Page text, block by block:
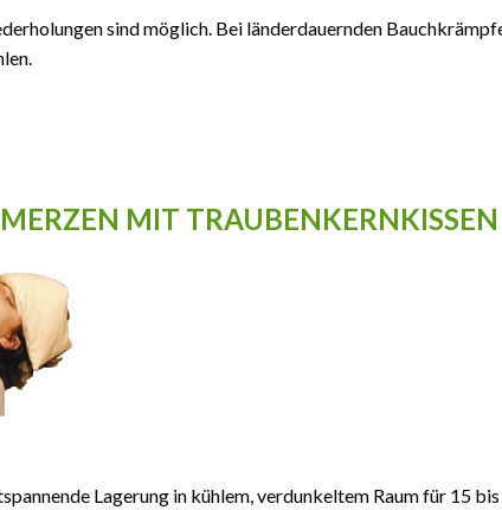
sind möglich. Bei länderdauernden
MIT TRAUBENKERNKISSEN
Lagerung in kühlem, verdunkeltem Raum für 15